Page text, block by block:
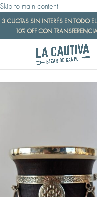
Skip to main content
3 CUOTAS SIN INTERÉS EN TODO
10% OFF CON TRANSFERENCIA